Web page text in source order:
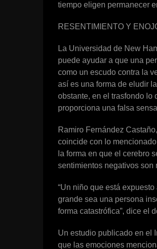
tiempo eligen permanecer
RESENTIMIENTO Y
La Universidad de New
puede ayudar a que una
como un escudo contra la
así es una forma de eludir
obstante, en el trasfondo lo
proporciona una falsa
Ramiro Fernández
coincide con lo
la forma en que el cerebro
sentimientos negativos son
“Un niño que está
grande sea una persona
forma catastrófica”, dice el
Un estudio publicado en el
que las emociones